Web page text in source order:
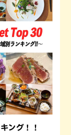
ング！！